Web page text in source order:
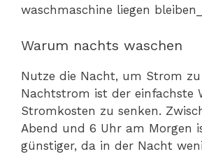
Warum nachts waschen
Nutze die Nacht, um Strom zu
Nachtstrom ist der einfachste
Stromkosten zu senken.
Abend und 6 Uhr am Morgen
günstiger, da in der Nacht